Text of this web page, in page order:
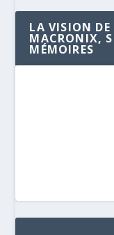
LA VISION
MACRONIX,
MÉMOIRES